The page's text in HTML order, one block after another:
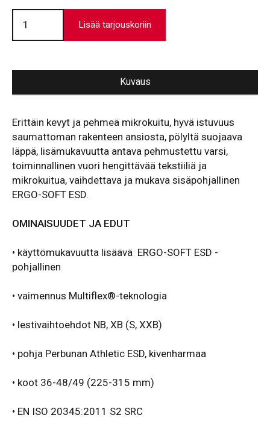
VD
3870
SST
määrä
Lisää tarjouskoriin
Kuvaus
Erittäin kevyt ja pehmeä mikrokuitu, hyvä istuvuus
saumattoman rakenteen ansiosta, pölyltä suojaava
läppä, lisämukavuutta antava pehmustettu varsi,
toiminnallinen vuori hengittävää tekstiiliä ja
mikrokuitua, vaihdettava ja mukava sisäpohjallinen
ERGO-SOFT ESD.
OMINAISUUDET JA EDUT
• käyttömukavuutta lisäävä ERGO-SOFT ESD -
pohjallinen
• vaimennus Multiflex®-teknologia
• lestivaihtoehdot NB, XB (S, XXB)
• pohja Perbunan Athletic ESD, kivenharmaa
• koot 36-48/49 (225-315 mm)
• EN ISO 20345:2011 S2 SRC